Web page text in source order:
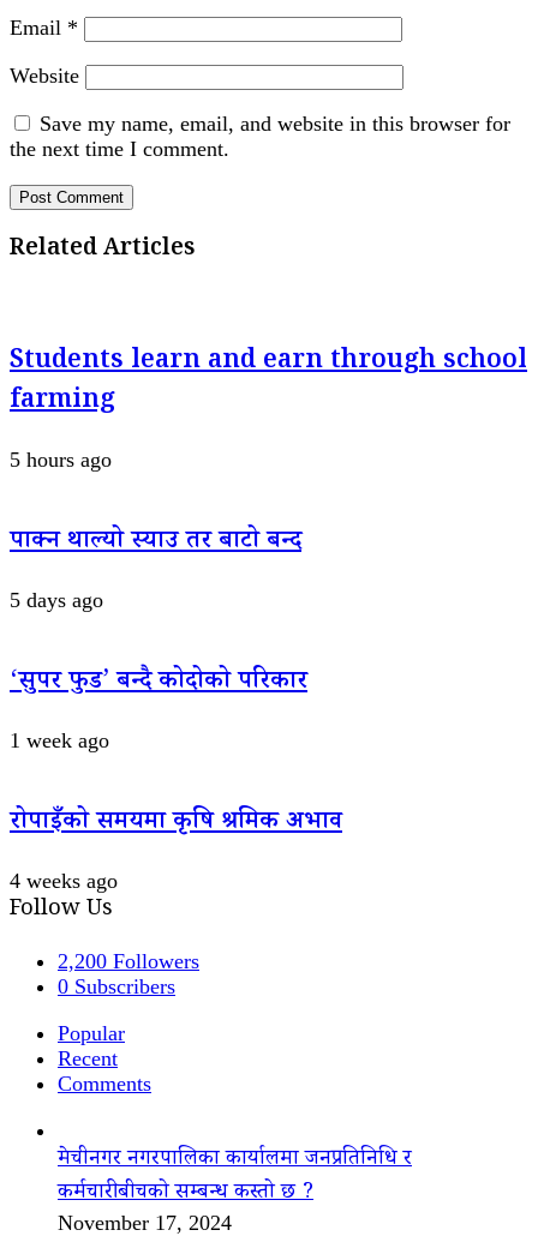
Email *
Website
Save my name, email, and website in this browser for
the next time I comment.
Related Articles
Students learn and earn through school
farming
5 hours ago
पाक्न थाल्यो स्याउ तर बाटो बन्द
5 days ago
‘सुपर फुड’ बन्दै कोदोको परिकार
1 week ago
रोपाइँको समयमा कृषि श्रमिक अभाव
4 weeks ago
Follow Us
2,200 Followers
0 Subscribers
Popular
Recent
Comments
मेचीनगर नगरपालिका कार्यालमा जनप्रतिनिधि र
कर्मचारीबीचको सम्बन्ध कस्तो छ ?
November 17, 2024